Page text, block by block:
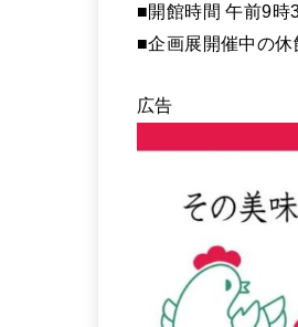
■開館時間 午前9時
■企画展開催中の
広告